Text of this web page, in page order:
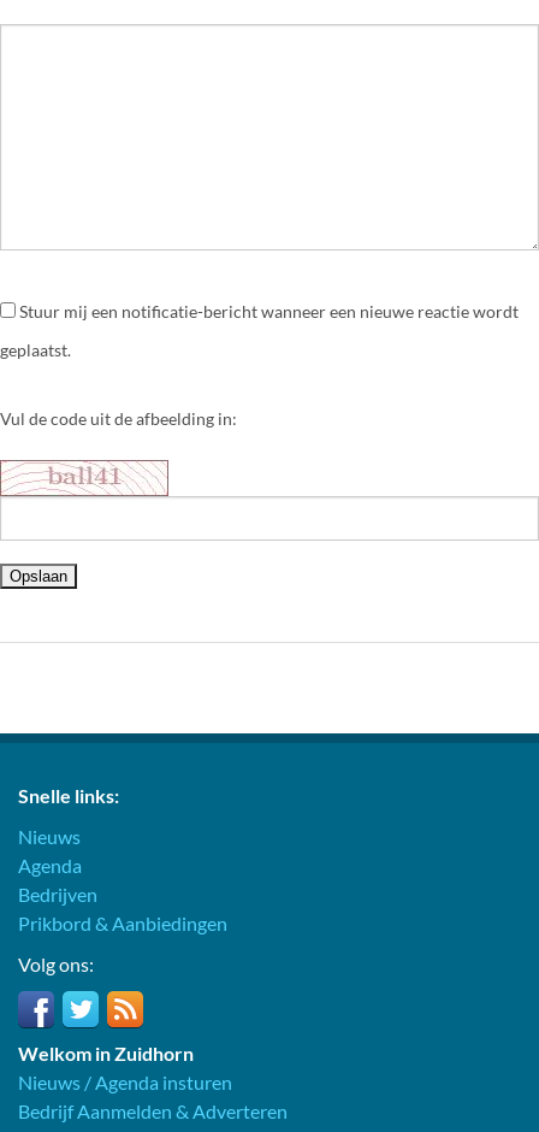
Stuur mij een notificatie-bericht wanneer een nieuwe reactie wordt
geplaatst.
Vul de code uit de afbeelding in:
Snelle links:
Nieuws
Agenda
Bedrijven
Prikbord & Aanbiedingen
Volg ons:
Welkom in Zuidhorn
Nieuws / Agenda insturen
Bedrijf Aanmelden & Adverteren